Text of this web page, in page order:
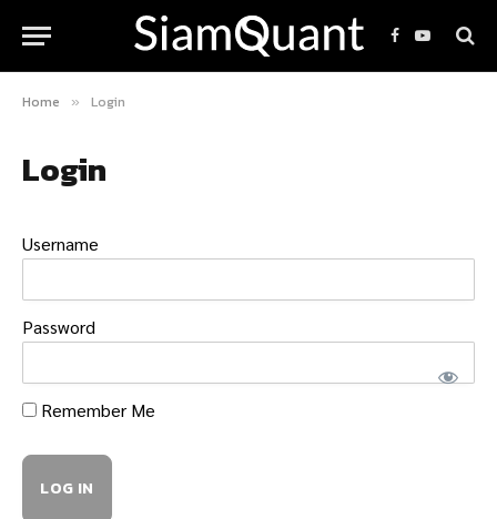
Facebook
YouTube
Home » Login
Login
Username
Password
Remember Me